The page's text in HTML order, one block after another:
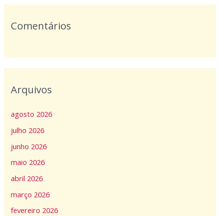
Comentários
Arquivos
agosto 2026
julho 2026
junho 2026
maio 2026
abril 2026
março 2026
fevereiro 2026